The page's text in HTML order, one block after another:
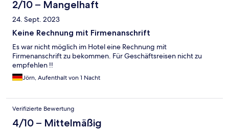
2/10 – Mangelhaft
24. Sept. 2023
Keine Rechnung mit Firmenanschrift
Es war nicht möglich im Hotel eine Rechnung mit
Firmenanschrift zu bekommen. Für Geschäftsreisen nicht zu
empfehlen !!
Jörn, Aufenthalt von 1 Nacht
Verifizierte Bewertung
4/10 – Mittelmäßig